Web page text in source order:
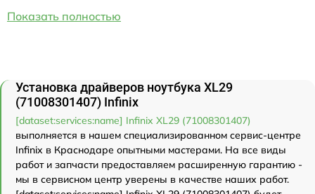
Показать полностью
Установка драйверов ноутбука XL29
(71008301407) Infinix
[dataset:services:name] Infinix XL29 (71008301407)
выполняется в нашем специализированном сервис-центре
Infinix в Краснодаре опытными мастерами. На все виды
работ и запчасти предоставляем расширенную гарантию -
мы в сервисном центр уверены в качестве наших работ.